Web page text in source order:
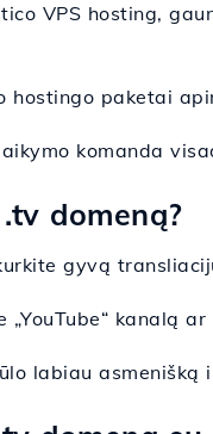
VPS hosting,
hostingo paketai
komanda
domeną?
gyvą
„YouTube“ kanalą
labiau